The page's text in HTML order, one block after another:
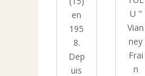
en
195
8.
Dep
uis
U "
Vian
ney
Frai
n